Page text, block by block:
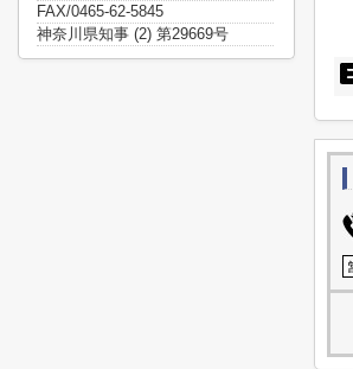
FAX/0465-62-5845
神奈川県知事 (2) 第29669号